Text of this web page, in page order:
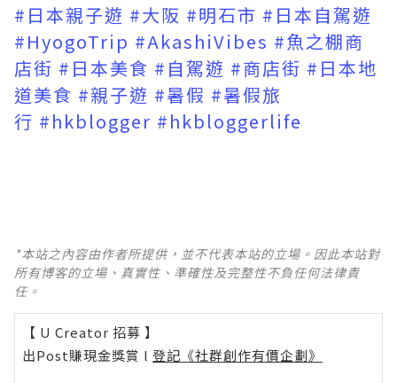
#日本親子遊 #大阪 #明石市 #日本自駕遊
#HyogoTrip #AkashiVibes #魚之棚商
店街 #日本美食 #自駕遊 #商店街 #日本地
道美食 #親子遊 #暑假 #暑假旅
行 #hkblogger #hkbloggerlife
*本站之內容由作者所提供，並不代表本站的立場。因此本站對
所有博客的立場、真實性、準確性及完整性不負任何法律責
任。
【 U Creator 招募 】
出Post賺現金獎賞 l 登記《社群創作有價企劃》